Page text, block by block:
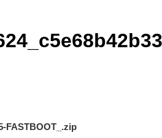
FASTBOOT_.zip